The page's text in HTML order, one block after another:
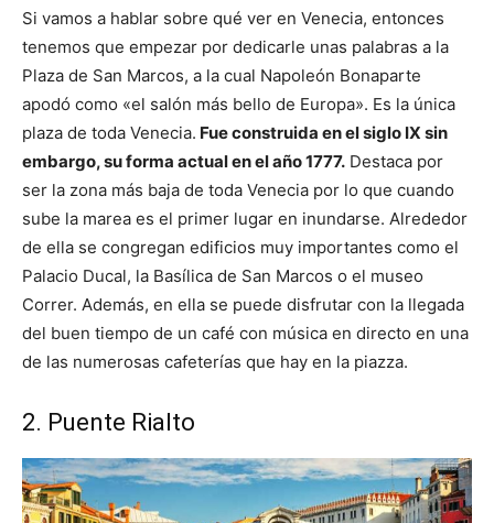
Si vamos a hablar sobre qué ver en Venecia, entonces
tenemos que empezar por dedicarle unas palabras a la
Plaza de San Marcos, a la cual Napoleón Bonaparte
apodó como «el salón más bello de Europa». Es la única
plaza de toda Venecia. Fue construida en el siglo IX sin
embargo, su forma actual en el año 1777. Destaca por
ser la zona más baja de toda Venecia por lo que cuando
sube la marea es el primer lugar en inundarse. Alrededor
de ella se congregan edificios muy importantes como el
Palacio Ducal, la Basílica de San Marcos o el museo
Correr. Además, en ella se puede disfrutar con la llegada
del buen tiempo de un café con música en directo en una
de las numerosas cafeterías que hay en la piazza.
2. Puente Rialto